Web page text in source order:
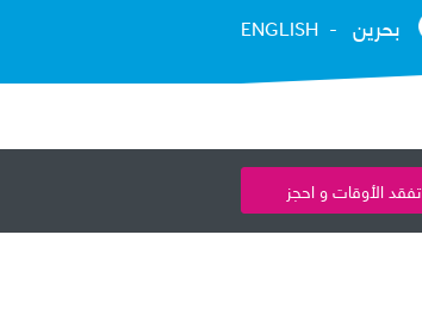
بحرين ENGLISH
تفقد الأوقات و احجز